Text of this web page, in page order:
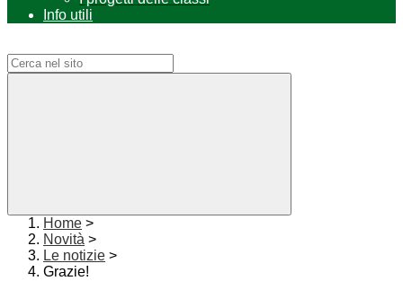
Info utili
Home >
Novità >
Le notizie >
Grazie!